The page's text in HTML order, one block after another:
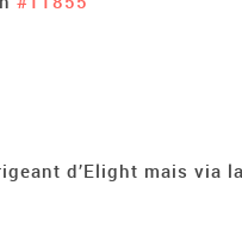
d’Elight mais via